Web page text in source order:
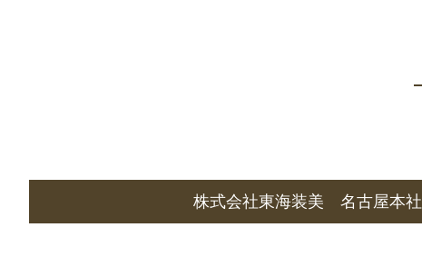
株式会社東海装美 名古屋本社